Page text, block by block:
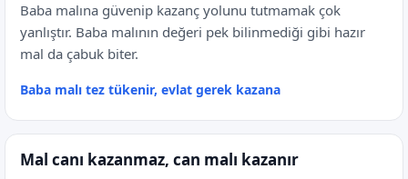
Baba malına güvenip kazanç yolunu tutmamak çok
yanlıştır. Baba malının değeri pek bilinmediği gibi hazır
mal da çabuk biter.
Baba malı tez tükenir, evlat gerek kazana
Mal canı kazanmaz, can malı kazanır